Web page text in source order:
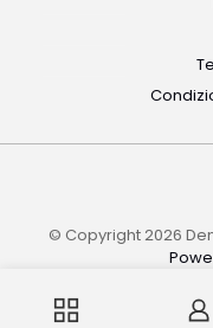
© Copyright 2026